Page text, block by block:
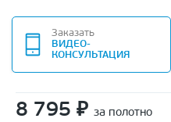
Заказать
ВИДЕО-
КОНСУЛЬТАЦИЯ
8 795 ₽ за полотно